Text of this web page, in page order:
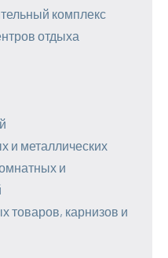
комплекс
отдыха
и металлических
и
товаров, карнизов и